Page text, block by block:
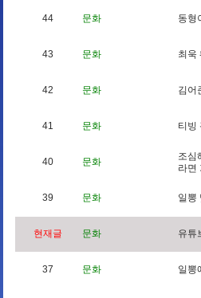
44 문화 동형
43 문화 최 욱
42 문화 김 어
41 문화 티 빙
40 문화 조심
라면
39 문화 일 뽕
현재글 문화 유튜
37 문화 일 뽕